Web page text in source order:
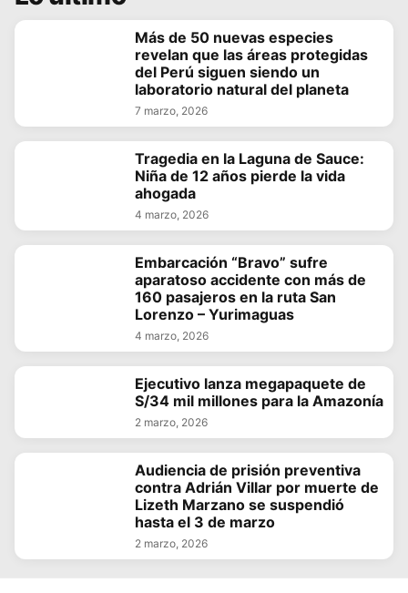
Más de 50 nuevas especies
revelan que las áreas protegidas
del Perú siguen siendo un
laboratorio natural del planeta
7 marzo, 2026
Tragedia en la Laguna de Sauce:
Niña de 12 años pierde la vida
ahogada
4 marzo, 2026
Embarcación “Bravo” sufre
aparatoso accidente con más de
160 pasajeros en la ruta San
Lorenzo – Yurimaguas
4 marzo, 2026
Ejecutivo lanza megapaquete de
S/34 mil millones para la Amazonía
2 marzo, 2026
Audiencia de prisión preventiva
contra Adrián Villar por muerte de
Lizeth Marzano se suspendió
hasta el 3 de marzo
2 marzo, 2026